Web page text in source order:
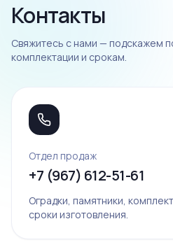
Контакты
Свяжитесь с нами — подскажем
комплектации и срокам.
Отдел продаж
+7 (967) 612-51-61
Оградки, памятники,
сроки изготовления.